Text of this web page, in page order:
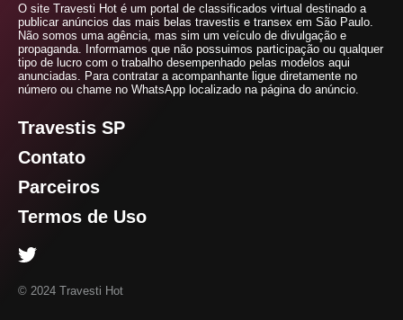
O site Travesti Hot é um portal de classificados virtual destinado a
publicar anúncios das mais belas travestis e transex em São Paulo.
Não somos uma agência, mas sim um veículo de divulgação e
propaganda. Informamos que não possuimos participação ou qualquer
tipo de lucro com o trabalho desempenhado pelas modelos aqui
anunciadas. Para contratar a acompanhante ligue diretamente no
número ou chame no WhatsApp localizado na página do anúncio.
Travestis SP
Contato
Parceiros
Termos de Uso
© 2024 Travesti Hot